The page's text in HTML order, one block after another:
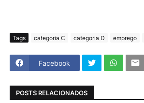
Tags categoria C categoria D emprego
Facebook
POSTS RELACIONADOS